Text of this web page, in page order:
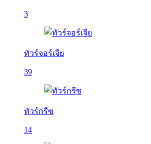
3
ทัวร์จอร์เจีย
39
ทัวร์กรีซ
14